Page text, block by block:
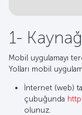
1-
Mobil uygulamayı
Yolları mobil
İnternet (web)
çubuğunda
olunuz.